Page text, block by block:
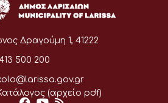
Δραγούμη 1, 41222
500 200
(αρχείο pdf)